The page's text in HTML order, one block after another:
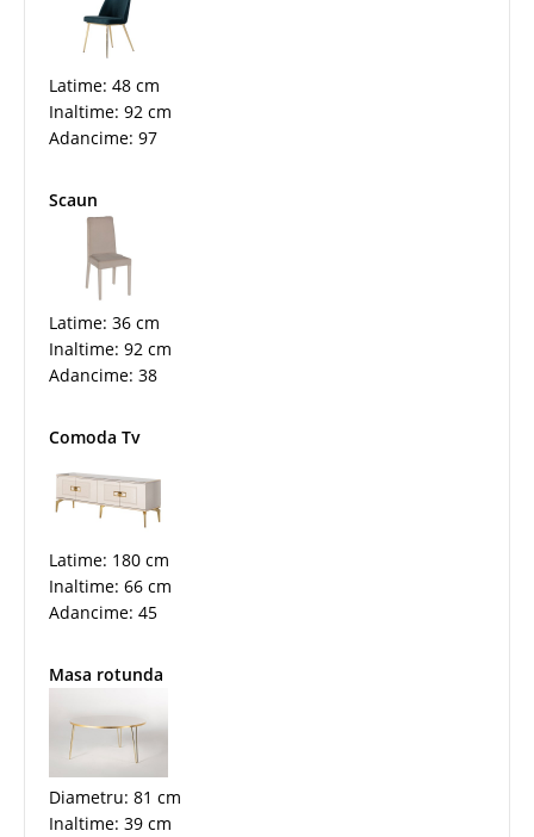
Latime: 48 cm
Inaltime: 92 cm
Adancime: 97
Scaun
Latime: 36 cm
Inaltime: 92 cm
Adancime: 38
Comoda Tv
Latime: 180 cm
Inaltime: 66 cm
Adancime: 45
Masa rotunda
Diametru: 81 cm
Inaltime: 39 cm